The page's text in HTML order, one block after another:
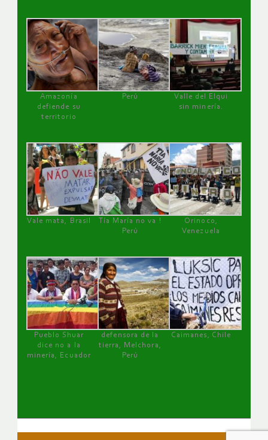
Amazonía
defiende su
territorio
Perú
Valle del Elqui
sin minería.
Vale mata, Brasil
Tía María no va !
Perú
Orinoco,
Venezuela
Pueblo Shuar
dice no a la
minería, Ecuador
defensora de la
tierra, Melchora,
Perú
Caimanes, Chile